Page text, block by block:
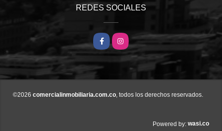
REDES SOCIALES
FacebookInstagram
©2026 comercialinmobiliaria.com.co, todos los derechos reservados.
Powered by: wasi.co